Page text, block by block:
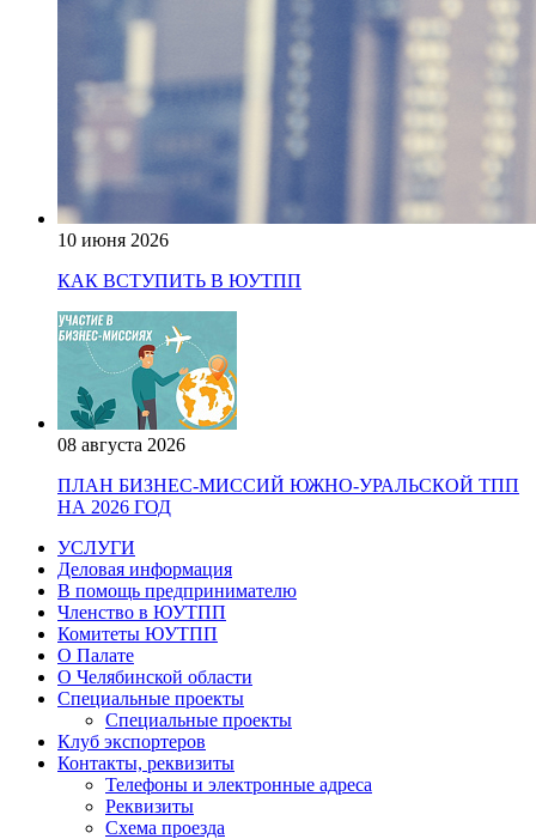
10 июня 2026
КАК ВСТУПИТЬ В ЮУТПП
08 августа 2026
ПЛАН БИЗНЕС-МИССИЙ ЮЖНО-УРАЛЬСКОЙ ТПП
НА 2026 ГОД
УСЛУГИ
Деловая информация
В помощь предпринимателю
Членство в ЮУТПП
Комитеты ЮУТПП
О Палате
О Челябинской области
Специальные проекты
Специальные проекты
Клуб экспортеров
Контакты, реквизиты
Телефоны и электронные адреса
Реквизиты
Схема проезда